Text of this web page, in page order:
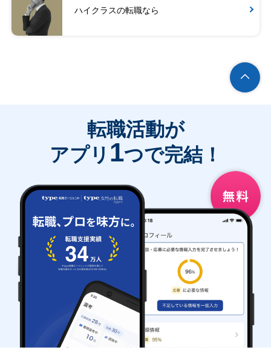
ハイクラスの転職なら
転職活動が
アプリ 1つで完結！